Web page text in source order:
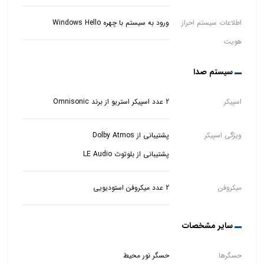
اطلاعات سیستم احراز
هویت
ورود به سیستم با چهره Windows Hello
سیستم صدا
اسپیکر 2 عدد اسپیکر استریو از برند Omnisonic
ویژگی اسپیکر
پشتیبانی از Dolby Atmos
پشتیبانی از بلوتوث LE Audio
میکروفن 2 عدد میکروفن استودیویی
سایر مشخصات
حسگرها حسگر نور محیط